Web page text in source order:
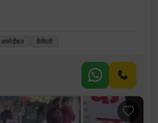
अफोर्डेबल फ़ैमिली